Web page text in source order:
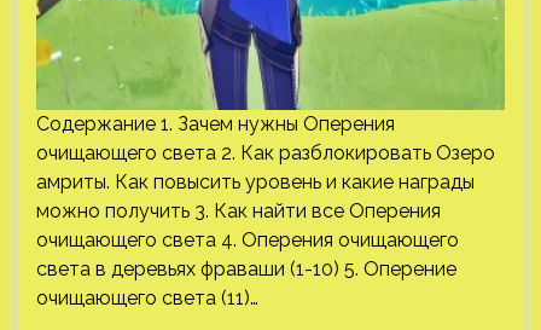
Содержание 1. Зачем нужны Оперения
очищающего света 2. Как разблокировать Озеро
амриты. Как повысить уровень и какие награды
можно получить 3. Как найти все Оперения
очищающего света 4. Оперения очищающего
света в деревьях фраваши (1-10) 5. Оперение
очищающего света (11)…